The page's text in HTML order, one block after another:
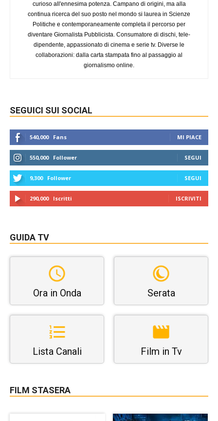
curioso all'ennesima potenza. Campano di origini, ma alla
continua ricerca del suo posto nel mondo si laurea in Scienze
Politiche e contemporaneamente completa il percorso per
diventare Giornalista Pubblicista. Consumatore di dischi, tele-
dipendente, appassionato di cinema e serie tv. Diverse le
collaborazioni: dalla carta stampata fino al passaggio al
giornalismo online.
SEGUICI SUI SOCIAL
540,000 Fans MI PIACE
550,000 Follower SEGUI
9,300 Follower SEGUI
290,000 Iscritti ISCRIVITI
GUIDA TV
Ora in Onda Serata
Lista Canali Film in Tv
FILM STASERA